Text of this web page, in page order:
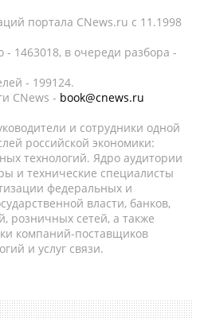
портала CNews.ru c 11.1998
1463018, в очереди разбора -
- 199124.
CNews - book@cnews.ru
и сотрудники одной
российской экономики:
технологий. Ядро аудитории
и технические специалисты
федеральных и
власти, банков,
сетей, а также
компаний-поставщиков
и услуг связи.